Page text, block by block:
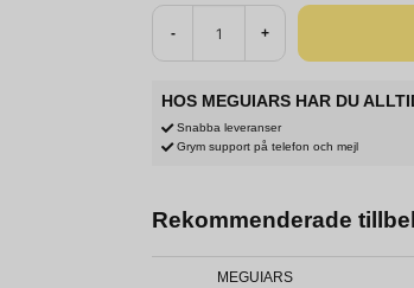
- +
HOS MEGUIARS HAR DU
Snabba leveranser
Grym support på telefon och mejl
Rekommenderade
MEGUIARS